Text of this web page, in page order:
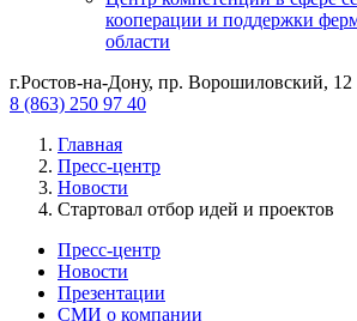
кооперации и поддержки
области
г.Ростов-на-Дону, пр. Ворошиловский, 12
8 (863) 250 97 40
Главная
Пресс-центр
Новости
Стартовал отбор идей и проектов
Пресс-центр
Новости
Презентации
СМИ о компании